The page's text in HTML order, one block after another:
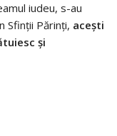
iudeu, s-au
Sfinții Părinți, acești
și